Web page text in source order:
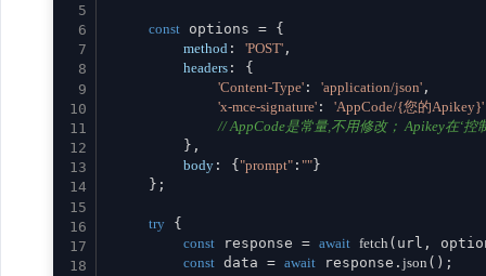
5
6
7
8
9
10
11
12
13
14
15
16
17
18
const options = {
method : 'POST' ,
headers : {
'Content-Type' : 'application/json' ,
'x-mce-signature' : 'AppCode/{您的Apikey}'
// AppCode是常量,不用修改； Apikey在‘控
        },
body : { "prompt" : "" }
    };
try {
const response = await fetch (url,
const data = await response. json ();